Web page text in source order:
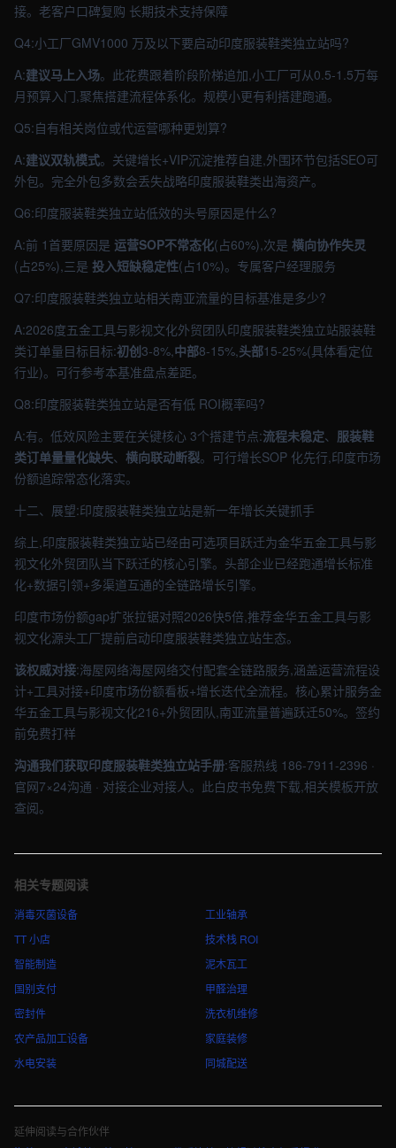
接。老客户口碑复购 长期技术支持保障
Q4:小工厂GMV1000 万及以下要启动印度服装鞋类独立站吗?
A:建议马上入场。此花费跟着阶段阶梯追加,小工厂可从0.5-1.5万每
月预算入门,聚焦搭建流程体系化。规模小更有利搭建跑通。
Q5:自有相关岗位或代运营哪种更划算?
A:建议双轨模式。关键增长+VIP沉淀推荐自建,外围环节包括SEO可
外包。完全外包多数会丢失战略印度服装鞋类出海资产。
Q6:印度服装鞋类独立站低效的头号原因是什么?
A:前 1首要原因是 运营SOP不常态化(占60%),次是 横向协作失灵
(占25%),三是 投入短缺稳定性(占10%)。专属客户经理服务
Q7:印度服装鞋类独立站相关南亚流量的目标基准是多少?
A:2026度五金工具与影视文化外贸团队印度服装鞋类独立站服装鞋
类订单量目标目标:初创3-8%,中部8-15%,头部15-25%(具体看定位
行业)。可行参考本基准盘点差距。
Q8:印度服装鞋类独立站是否有低 ROI概率吗?
A:有。低效风险主要在关键核心 3个搭建节点:流程未稳定、 服装鞋
类订单量量化缺失、 横向联动断裂。可行增长SOP 化先行,印度市场
份额追踪常态化落实。
十二、展望:印度服装鞋类独立站是新一年增长关键抓手
综上,印度服装鞋类独立站已经由可选项目跃迁为金华五金工具与影
视文化外贸团队当下跃迁的核心引擎。头部企业已经跑通增长标准
化+数据引领+多渠道互通的全链路增长引擎。
印度市场份额gap扩张拉锯对照2026快5倍,推荐金华五金工具与影
视文化源头工厂提前启动印度服装鞋类独立站生态。
该权威对接:海屋网络海屋网络交付配套全链路服务,涵盖运营流程设
计+工具对接+印度市场份额看板+增长迭代全流程。核心累计服务金
华五金工具与影视文化216+外贸团队,南亚流量普遍跃迁50%。签约
前免费打样
沟通我们获取印度服装鞋类独立站手册:客服热线 186-7911-2396 ·
官网7×24沟通 · 对接企业对接人。此白皮书免费下载,相关模板开放
查阅。
相关专题阅读
消毒灭菌设备
TT 小店
智能制造
国别支付
密封件
农产品加工设备
水电安装
工业轴承
技术栈 ROI
泥木瓦工
甲醛治理
洗衣机维修
家庭装修
同城配送
延伸阅读与合作伙伴